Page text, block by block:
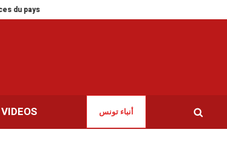
Trois morts dans une fusillade près du consulat d’Israël à
VIDEOS أنباء تونس